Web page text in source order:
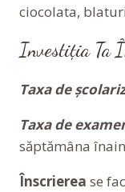
ciocolata,
Investiția Ta
Taxa de
Taxa de
săptămâna
Înscrierea se